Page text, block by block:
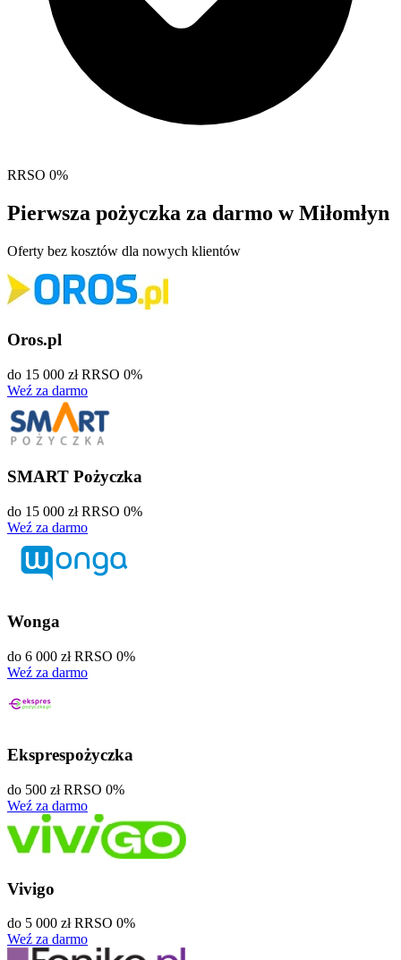
RRSO 0%
Pierwsza pożyczka za darmo w Miłomłyn
Oferty bez kosztów dla nowych klientów
Oros.pl
do 15 000 zł RRSO 0%
Weź za darmo
SMART Pożyczka
do 15 000 zł RRSO 0%
Weź za darmo
Wonga
do 6 000 zł RRSO 0%
Weź za darmo
Eksprespożyczka
do 500 zł RRSO 0%
Weź za darmo
Vivigo
do 5 000 zł RRSO 0%
Weź za darmo